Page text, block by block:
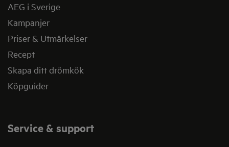
AEG i Sverige
Kampanjer
Priser & Utmärkelser
Recept
Skapa ditt drömkök
Köpguider
Service & support